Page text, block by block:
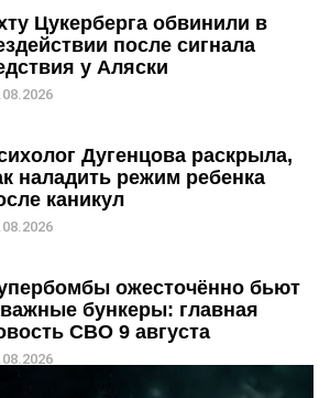
Цукерберга обвинили в
после сигнала
у Аляски
Дугенцова раскрыла,
наладить режим ребенка
каникул
ожесточённо бьют
бункеры: главная
СВО 9 августа